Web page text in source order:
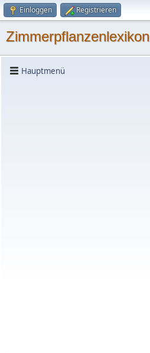
Einloggen Registrieren
Zimmerpflanzenlexikon
Hauptmenü